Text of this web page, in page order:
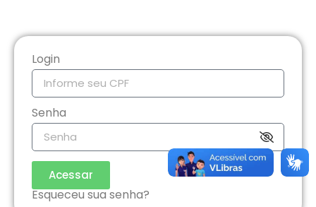
Login
Senha
Acessar
Esqueceu sua senha?